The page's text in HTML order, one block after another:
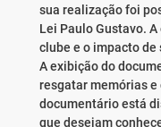
sua realização foi
Lei Paulo Gustavo.
clube e o impacto de
A exibição do
resgatar memórias e
documentário está
que desejam